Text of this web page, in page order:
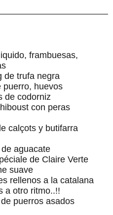
frambuesas,
de trufa negra
puerro, huevos
de codorniz
con peras
calçots y butifarra
aguacate
de Claire Verte
suave
rellenos a la catalana
a otro ritmo..!!
puerros asados